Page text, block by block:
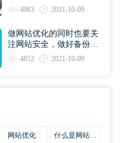
到符合优化规则
4983 2021-10-09
做网站优化的同时也要关
注网站安全，做好备份工
作 4852 2021-10-09
网站优化
什么是网站优